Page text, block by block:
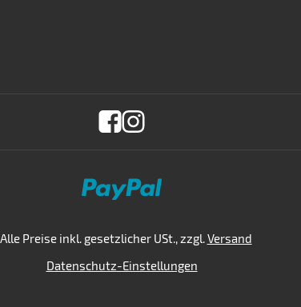
Alle Preise inkl. gesetzlicher USt., zzgl. Versand
Datenschutz-Einstellungen